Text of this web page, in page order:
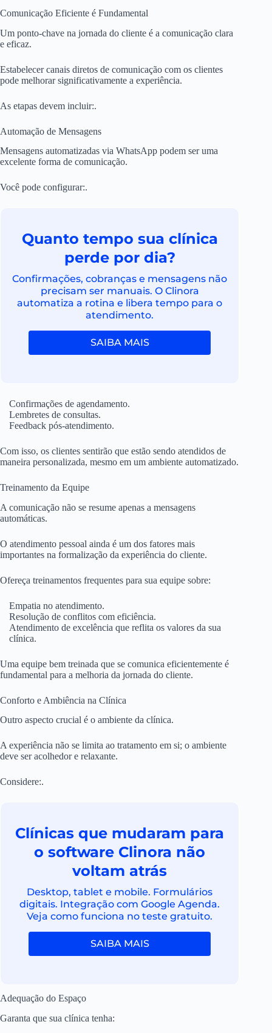
Comunicação Eficiente é Fundamental
Um ponto-chave na jornada do cliente é a comunicação clara
e eficaz.
Estabelecer canais diretos de comunicação com os clientes
pode melhorar significativamente a experiência.
As etapas devem incluir:.
Automação de Mensagens
Mensagens automatizadas via WhatsApp podem ser uma
excelente forma de comunicação.
Você pode configurar:.
Quanto tempo sua clínica
perde por dia?
Confirmações, cobranças e mensagens não
precisam ser manuais. O Clinora
automatiza a rotina e libera tempo para o
atendimento.
SAIBA MAIS
Confirmações de agendamento.
Lembretes de consultas.
Feedback pós-atendimento.
Com isso, os clientes sentirão que estão sendo atendidos de
maneira personalizada, mesmo em um ambiente automatizado.
Treinamento da Equipe
A comunicação não se resume apenas a mensagens
automáticas.
O atendimento pessoal ainda é um dos fatores mais
importantes na formalização da experiência do cliente.
Ofereça treinamentos frequentes para sua equipe sobre:
Empatia no atendimento.
Resolução de conflitos com eficiência.
Atendimento de excelência que reflita os valores da sua
clínica.
Uma equipe bem treinada que se comunica eficientemente é
fundamental para a melhoria da jornada do cliente.
Conforto e Ambiência na Clínica
Outro aspecto crucial é o ambiente da clínica.
A experiência não se limita ao tratamento em si; o ambiente
deve ser acolhedor e relaxante.
Considere:.
Clínicas que mudaram para
o software Clinora não
voltam atrás
Desktop, tablet e mobile. Formulários
digitais. Integração com Google Agenda.
Veja como funciona no teste gratuito.
SAIBA MAIS
Adequação do Espaço
Garanta que sua clínica tenha: